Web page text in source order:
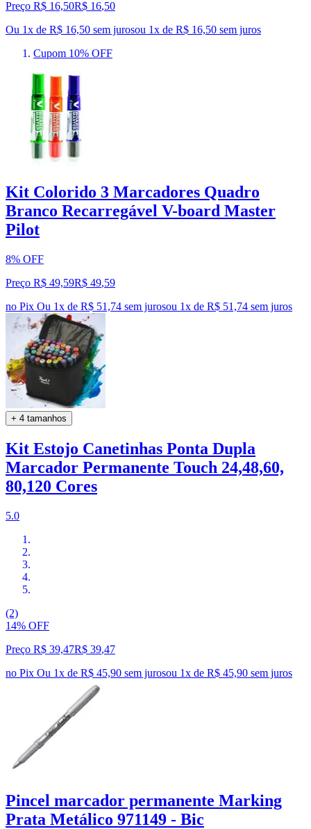
Preço R$ 16,50R$ 16,50
Ou 1x de R$ 16,50 sem jurosou 1x de R$ 16,50 sem juros
Cupom 10% OFF
Kit Colorido 3 Marcadores Quadro
Branco Recarregável V-board Master
Pilot
8% OFF
Preço R$ 49,59R$ 49,59
no Pix Ou 1x de R$ 51,74 sem jurosou 1x de R$ 51,74 sem juros
+ 4 tamanhos
Kit Estojo Canetinhas Ponta Dupla
Marcador Permanente Touch 24,48,60,
80,120 Cores
5.0
(2)
14% OFF
Preço R$ 39,47R$ 39,47
no Pix Ou 1x de R$ 45,90 sem jurosou 1x de R$ 45,90 sem juros
Pincel marcador permanente Marking
Prata Metálico 971149 - Bic